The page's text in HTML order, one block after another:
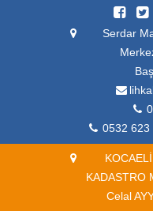
Serdar
0532 623
KADASTRO
Celal